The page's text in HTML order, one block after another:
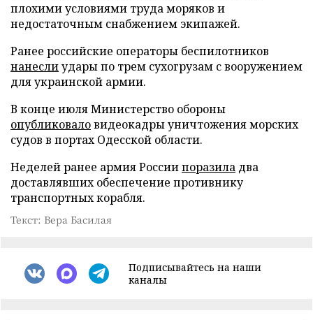
плохими условиями труда моряков и
недостаточным снабжением экипажей.
Ранее российские операторы беспилотников
нанеслиудары по трем сухогрузам с вооружением
для украинской армии.
В конце июля Министерство обороны
опубликоваловидеокадры уничтожения морских
судов в портах Одесской области.
Неделей ранее армия Россиипоразила два
доставлявших обеспечение противнику
транспортных корабля.
Текст: Вера Басилая
Подписывайтесь на наши
каналы